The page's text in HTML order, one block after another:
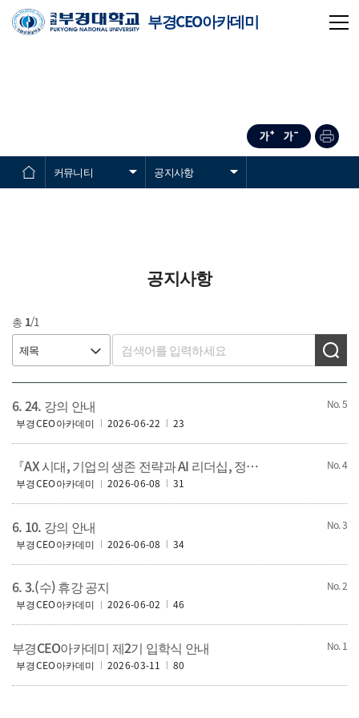
부경CEO아카데미
커뮤니티 공지사항
공지사항
총 1/1
5
6. 24. 강의 안내
부경CEO아카데미 2026-06-22 23
4
『AX 시대, 기업의 생존 전략과 AI 리더십, 정책』 워크샵 안내
부경CEO아카데미 2026-06-08 31
3
6. 10. 강의 안내
부경CEO아카데미 2026-06-08 34
2
6. 3.(수) 휴강 공지
부경CEO아카데미 2026-06-02 46
1
부경CEO아카데미 제2기 입학식 안내
부경CEO아카데미 2026-03-11 80